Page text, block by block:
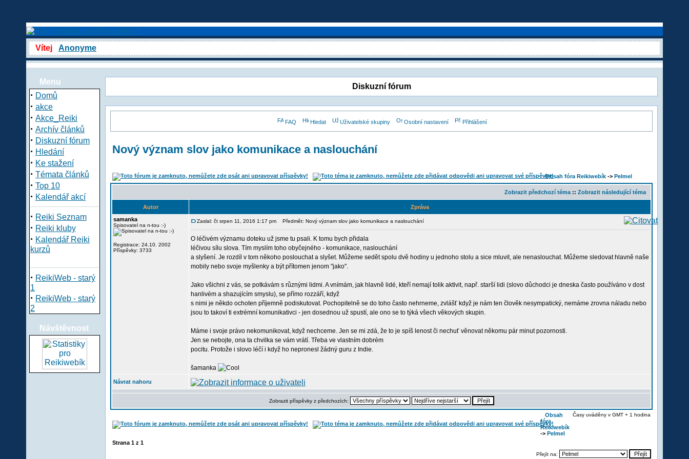
Vítej Anonyme
Menu
· Domů
· akce
· Akce_Reiki
· Archív článků
· Diskuzní fórum
· Hledání
· Ke stažení
· Témata článků
· Top 10
· Kalendář akcí
· Reiki Seznam
· Reiki kluby
· Kalendář Reiki
kurzů
· ReikiWeb - starý
1
· ReikiWeb - starý
2
Návštěvnost
Diskuzní fórum
FAQ Hledat Uživatelské skupiny Osobní nastavení Přihlášení
Nový význam slov jako komunikace a naslouchání
Obsah fóra Reikiwebík -> Pelmel
Zobrazit předchozí téma :: Zobrazit následující téma
Autor
Zpráva
samanka
Spisovatel na n-tou :-)
Registrace: 24.10. 2002
Příspěvky: 3733
Zaslal: čt srpen 11, 2016 1:17 pm Předmět: Nový význam slov jako komunikace a naslouchání
O léčivém významu doteku už jsme tu psali. K tomu bych přidala
léčivou sílu slova. Tím myslím toho obyčejného - komunikace, naslouchání
a slyšení. Je rozdíl v tom někoho poslouchat a slyšet. Můžeme sedět spolu dvě hodiny u jednoho stolu a sice mluvit, ale nenaslouchat. Můžeme sledovat hlavně naše
mobily nebo svoje myšlenky a být přítomen jenom "jako".
Jako všichni z vás, se potkávám s různými lidmi. A vnímám, jak hlavně lidé, kteří nemají tolik aktivit, např. starší lidi (slovo důchodci je dneska často používáno v dost
hanlivém a shazujícím smyslu), se přímo rozzáří, když
s nimi je někdo ochoten příjemně podiskutovat. Pochopitelně se do toho často nehrneme, zvlášť když je nám ten člověk nesympatický, nemáme zrovna náladu nebo
jsou to takoví ti extrémní komunikativci - jen dosednou už spustí, ale ono se to týká všech věkových skupin.
Máme i svoje právo nekomunikovat, když nechceme. Jen se mi zdá, že to je spíš lenost či nechuť věnovat někomu pár minut pozornosti.
Jen se nebojte, ona ta chvilka se vám vrátí. Třeba ve vlastním dobrém
pocitu. Protože i slovo léčí i když ho nepronesl žádný guru z Indie.
šamanka
Návrat nahoru
Zobrazit příspěvky z předchozích:
Obsah
fóra
Reikiwebík
-> Pelmel
Časy uváděny v GMT + 1 hodina
Strana 1 z 1
Přejít na: